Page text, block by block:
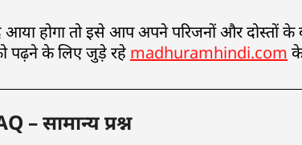
होगा तो इसे आप अपने परिजनों और दोस्तों
पढ़ने के लिए जुड़े रहे madhuramhindi.com
– सामान्य प्रश्न